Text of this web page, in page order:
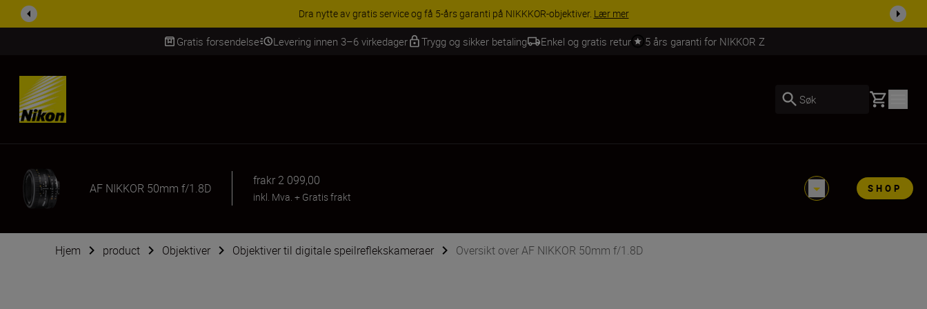
ACCESSORY SAVINGS | Få 15 % rabatt på utvalgt tilbehør, gjør fotoutstyret komplett i dag.
Gratis forsendelse Levering innen 3–6 virkedager Trygg og sikker betaling Enkel og gratis retur 5 års garanti for NIKKOR Z
Skip Content
Søk Basket
AF NIKKOR 50mm f/1.8D
frakr 2 099,00
inkl. Mva. + Gratis frakt
SHOP
Hjem product Objektiver Objektiver til digitale speilreflekskameraer Oversikt over AF NIKKOR 50mm f/1.8D